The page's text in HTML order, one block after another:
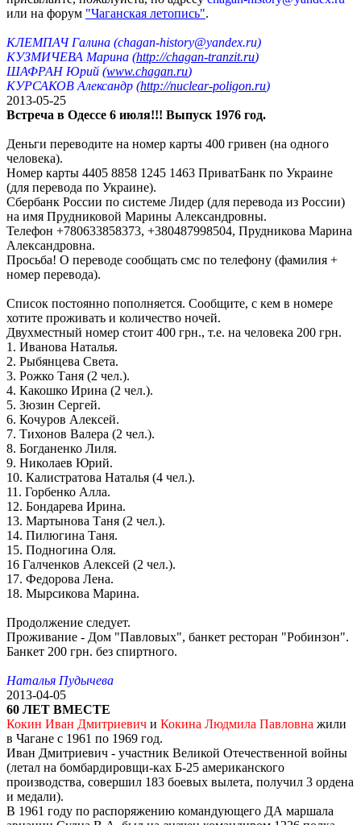
или на форум "Чаганская летопись".
КЛЕМПАЧ Галина (сhagan-history@yandex.ru)
КУЗМИЧЕВА Марина (http://chagan-tranzit.ru)
ШАФРАН Юрий (www.chagan.ru)
КУРСАКОВ Александр (http://nuclear-poligon.ru)
2013-05-25
Встреча в Одессе 6 июля!!! Выпуск 1976 год.
Деньги переводите на номер карты 400 гривен (на одного
человека).
Номер карты 4405 8858 1245 1463 ПриватБанк по Украине
(для перевода по Украине).
Сбербанк России по системе Лидер (для перевода из России)
на имя Прудниковой Марины Александровны.
Телефон +780633858373, +380487998504, Прудникова Марина
Александровна.
Просьба! О переводе сообщать смс по телефону (фамилия +
номер перевода).
Список постоянно пополняется. Сообщите, с кем в номере
хотите проживать и количество ночей.
Двухместный номер стоит 400 грн., т.е. на человека 200 грн.
1. Иванова Наталья.
2. Рыбянцева Света.
3. Рожко Таня (2 чел.).
4. Какошко Ирина (2 чел.).
5. Зюзин Сергей.
6. Кочуров Алексей.
7. Тихонов Валера (2 чел.).
8. Богданенко Лиля.
9. Николаев Юрий.
10. Калистратова Наталья (4 чел.).
11. Горбенко Алла.
12. Бондарева Ирина.
13. Мартынова Таня (2 чел.).
14. Пилюгина Таня.
15. Подногина Оля.
16 Галченков Алексей (2 чел.).
17. Федорова Лена.
18. Мырсикова Марина.
Продолжение следует.
Проживание - Дом "Павловых", банкет ресторан "Робинзон".
Банкет 200 грн. без спиртного.
Наталья Пудычева
2013-04-05
60 ЛЕТ ВМЕСТЕ
Кокин Иван Дмитриевич и Кокина Людмила Павловна жили
в Чагане с 1961 по 1969 год.
Иван Дмитриевич - участник Великой Отечественной войны
(летал на бомбардировщи-ках Б-25 американского
производства, совершил 183 боевых вылета, получил 3 ордена
и медали).
В 1961 году по распоряжению командующего ДА маршала